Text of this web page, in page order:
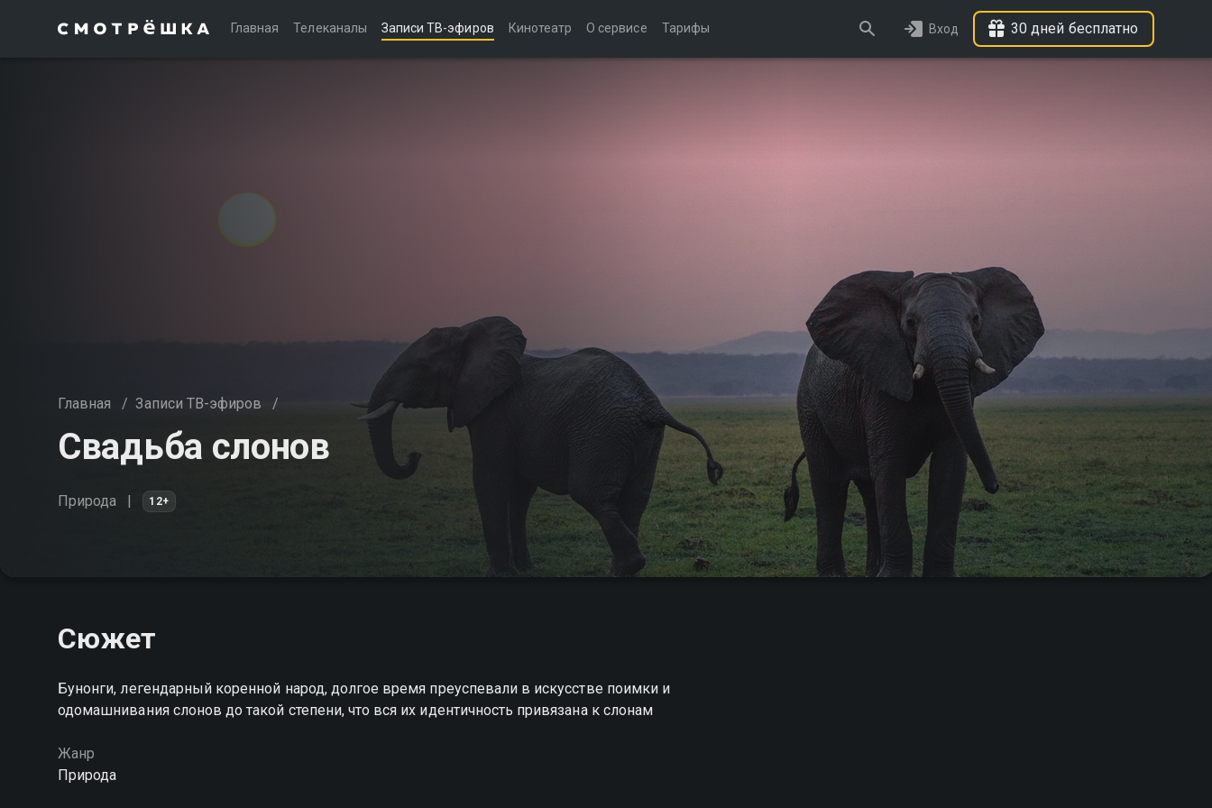
Главная Телеканалы Записи ТВ-эфиров Кинотеатр О сервисе Тарифы Вход 30 дней бесплатно
Главная / Записи ТВ-эфиров /
Свадьба слонов
Природа 12+
Сюжет
Бунонги, легендарный коренной народ, долгое время преуспевали в искусстве поимки и
одомашнивания слонов до такой степени, что вся их идентичность привязана к слонам
Жанр
Природа